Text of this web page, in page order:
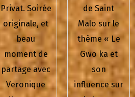
Privat. Soirée
originale, et
beau
moment de
partage avec
Veronique
de Saint
Malo sur le
thème « Le
Gwo ka et
son
influence sur